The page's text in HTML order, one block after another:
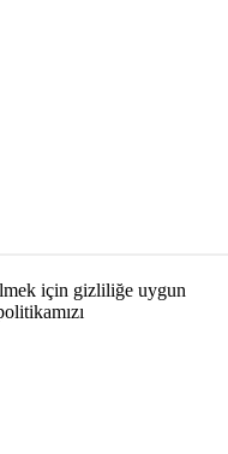
için gizliliğe uygun